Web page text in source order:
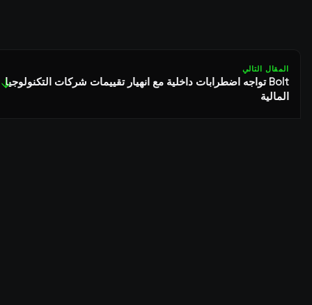
المقال التالي
Bolt تواجه اضطرابات داخلية مع انهيار تقييمات شركات التكنولوجيا
المالية
↓